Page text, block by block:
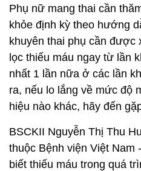
Phụ nữ mang thai cần
khỏe định kỳ theo hướng
khuyên thai phụ cần được
lọc thiếu máu ngay từ lần
nhất 1 lần nữa ở các lần
ra, nếu lo lắng về mức độ
hiệu nào khác, hãy đến
BSCKII Nguyễn Thị Thu
thuộc Bệnh viện Việt
biết thiếu máu trong quá